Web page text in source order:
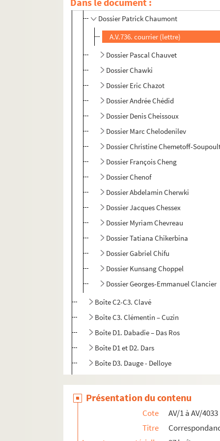
Dossier François Chaumette
Dossier Patrick Chaumont
A.V.736. courrier (lettre)
Dossier Pascal Chauvet
Dossier Chawki
Dossier Eric Chazot
Dossier Andrée Chédid
Dossier Denis Cheissoux
Dossier Marc Chelodenilev
Dossier Christine Chemetoff-
Dossier François Cheng
Dossier Chenof
Dossier Abdelamin Cherwki
Dossier Jacques Chessex
Dossier Myriam Chevreau
Dossier Tatiana Chikerbina
Dossier Gabriel Chifu
Dossier Kunsang Choppel
Dossier Georges-Emmanuel Clancier
Boîte C2-C3. Clavé
Boîte C3. Clémentin – Cuzin
Boîte D1. Dabadie – Das Ros
Boîte D1 et D2. Dars
Boîte D3. Dauge - Delloye
Boîte D5. Dohollau – Dutrait
Boîte E1. Eghels – Eymard
Boîte F1. Fabiani - Fagoo
Présentation du contenu
Cote
AV/1 à AV/4033
Titre